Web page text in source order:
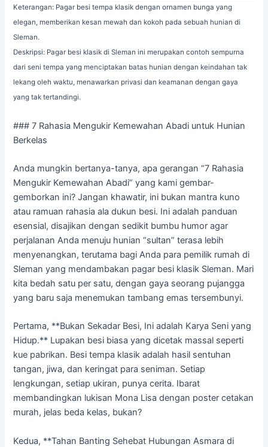
Keterangan: Pagar besi tempa klasik dengan ornamen bunga yang
elegan, memberikan kesan mewah dan kokoh pada sebuah hunian di
Sleman.
Deskripsi: Pagar besi klasik di Sleman ini merupakan contoh sempurna
dari seni tempa yang menciptakan batas hunian dengan keindahan tak
lekang oleh waktu, menawarkan privasi dan keamanan dengan gaya
yang tak tertandingi.
### 7 Rahasia Mengukir Kemewahan Abadi untuk Hunian
Berkelas
Anda mungkin bertanya-tanya, apa gerangan “7 Rahasia
Mengukir Kemewahan Abadi” yang kami gembar-
gemborkan ini? Jangan khawatir, ini bukan mantra kuno
atau ramuan rahasia ala dukun besi. Ini adalah panduan
esensial, disajikan dengan sedikit bumbu humor agar
perjalanan Anda menuju hunian “sultan” terasa lebih
menyenangkan, terutama bagi Anda para pemilik rumah di
Sleman yang mendambakan pagar besi klasik Sleman. Mari
kita bedah satu per satu, dengan gaya seorang pujangga
yang baru saja menemukan tambang emas tersembunyi.
Pertama, **Bukan Sekadar Besi, Ini adalah Karya Seni yang
Hidup.** Lupakan besi biasa yang dicetak massal seperti
kue pabrikan. Besi tempa klasik adalah hasil sentuhan
tangan, jiwa, dan keringat para seniman. Setiap
lengkungan, setiap ukiran, punya cerita. Ibarat
membandingkan lukisan Mona Lisa dengan poster cetakan
murah, jelas beda kelas, bukan?
Kedua, **Tahan Banting Sehebat Hubungan Asmara di